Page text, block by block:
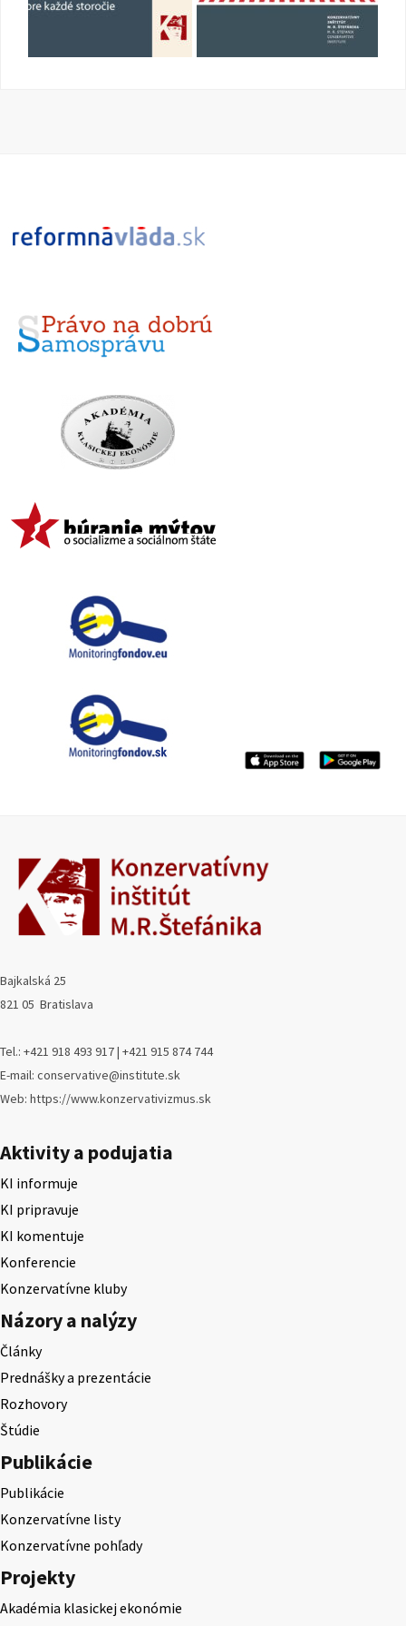
Bajkalská 25
821 05 Bratislava
Tel.: +421 918 493 917 | +421 915 874 744
E-mail: conservative@institute.sk
Web: https://www.konzervativizmus.sk
Aktivity a podujatia
KI informuje
KI pripravuje
KI komentuje
Konferencie
Konzervatívne kluby
Názory a nalýzy
Články
Prednášky a prezentácie
Rozhovory
Štúdie
Publikácie
Publikácie
Konzervatívne listy
Konzervatívne pohľady
Projekty
Akadémia klasickej ekonómie